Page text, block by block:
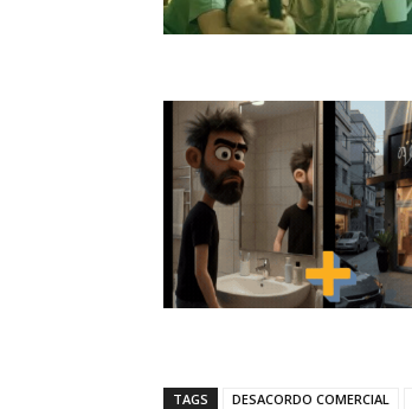
TAGS DESACORDO COMERCIAL